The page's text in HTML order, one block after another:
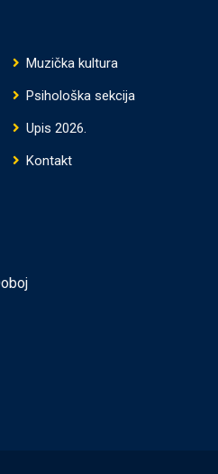
Muzička kultura
Psihološka sekcija
Upis 2026.
Kontakt